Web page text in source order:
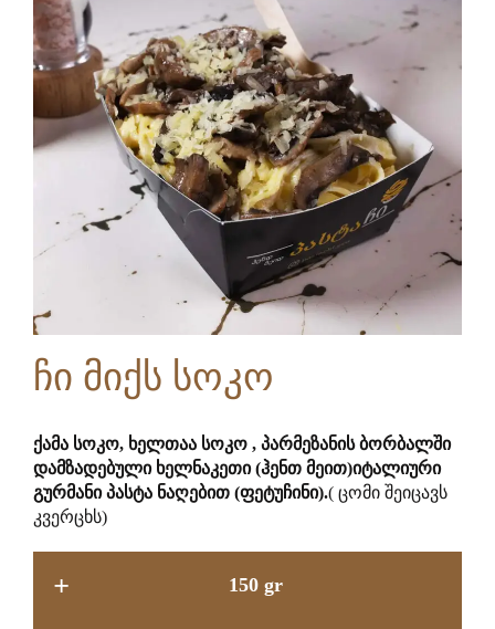
17.9 GEL
ჩი მიქს სოკო
ქამა სოკო, ხელთაა სოკო , პარმეზანის ბორბალში
დამზადებული ხელნაკეთი (ჰენთ მეით)იტალიური
გურმანი პასტა ნაღებით (ფეტუჩინი).( ცომი შეიცავს
კვერცხს)
+ 150 gr